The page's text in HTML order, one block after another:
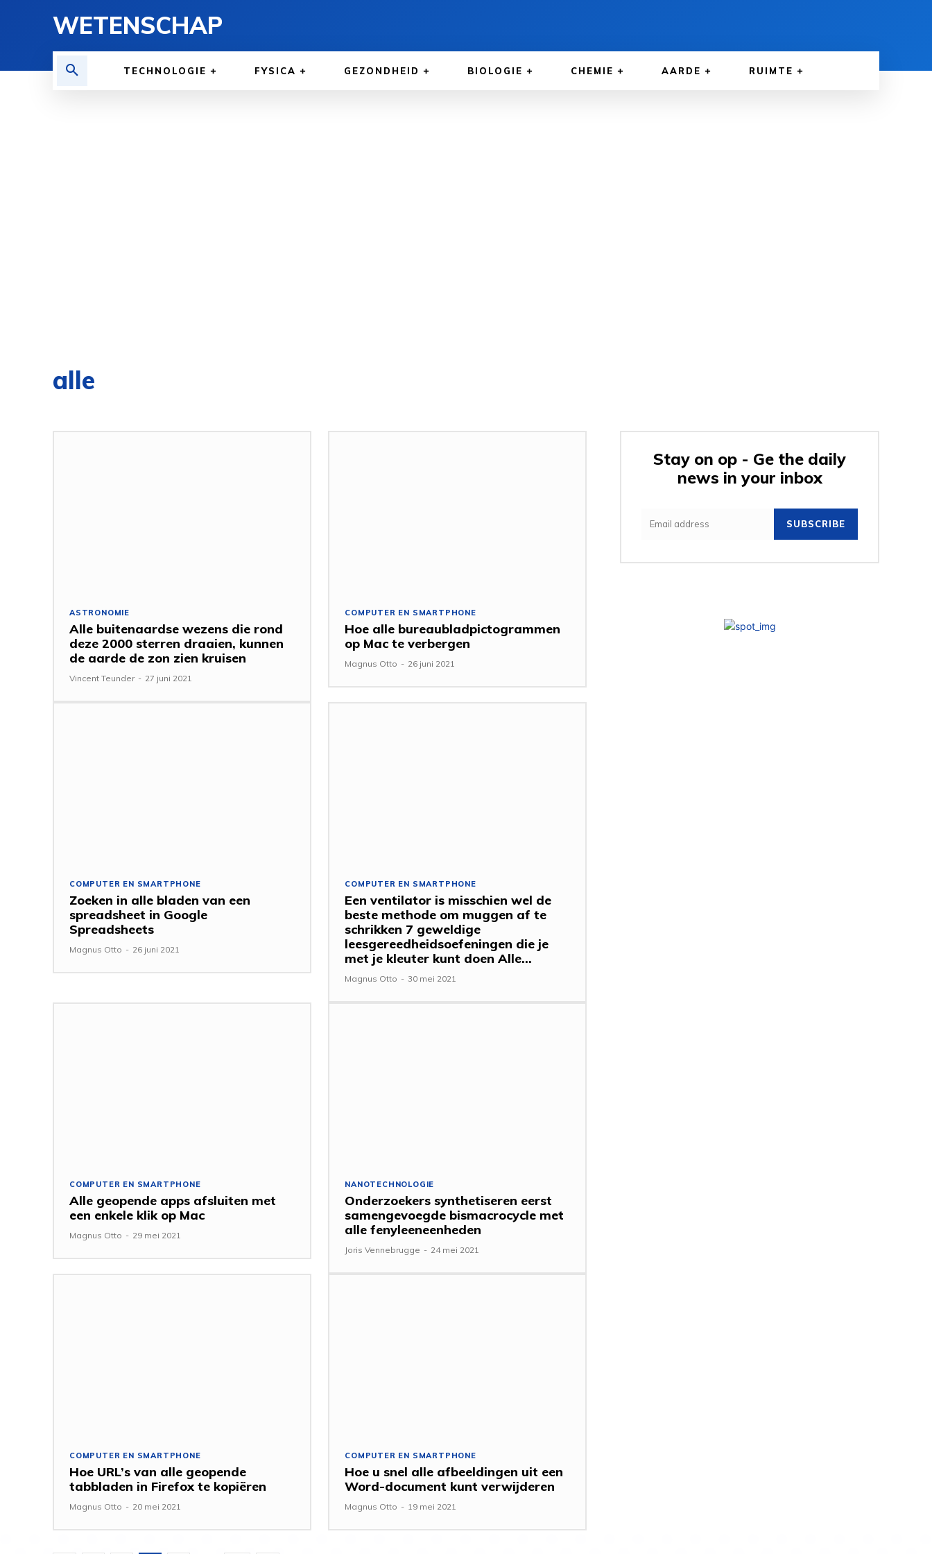
WETENSCHAP
TECHNOLOGIE FYSICA GEZONDHEID BIOLOGIE CHEMIE AARDE RUIMTE
alle
ASTRONOMIE
Alle buitenaardse wezens die rond
deze 2000 sterren draaien, kunnen
de aarde de zon zien kruisen
Vincent Teunder - 27 juni 2021
COMPUTER EN SMARTPHONE
Hoe alle bureaubladpictogrammen
op Mac te verbergen
Magnus Otto - 26 juni 2021
COMPUTER EN SMARTPHONE
Zoeken in alle bladen van een
spreadsheet in Google
Spreadsheets
Magnus Otto - 26 juni 2021
COMPUTER EN SMARTPHONE
Een ventilator is misschien wel de
beste methode om muggen af ​​te
schrikken 7 geweldige
leesgereedheidsoefeningen die je
met je kleuter kunt doen Alle...
Magnus Otto - 30 mei 2021
COMPUTER EN SMARTPHONE
Alle geopende apps afsluiten met
een enkele klik op Mac
Magnus Otto - 29 mei 2021
NANOTECHNOLOGIE
Onderzoekers synthetiseren eerst
samengevoegde bismacrocycle met
alle fenyleeneenheden
Joris Vennebrugge - 24 mei 2021
COMPUTER EN SMARTPHONE
Hoe URL’s van alle geopende
tabbladen in Firefox te kopiëren
Magnus Otto - 20 mei 2021
COMPUTER EN SMARTPHONE
Hoe u snel alle afbeeldingen uit een
Word-document kunt verwijderen
Magnus Otto - 19 mei 2021
Stay on op - Ge the daily
news in your inbox
SUBSCRIBE